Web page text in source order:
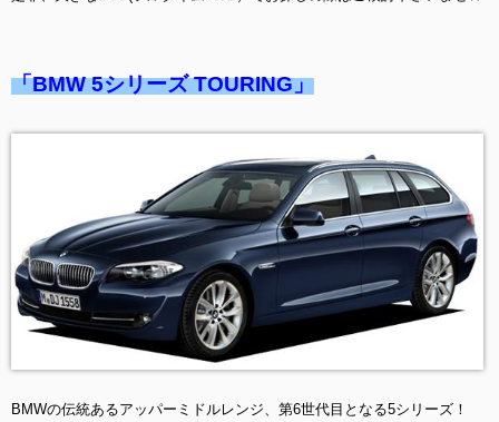
「BMW 5シリーズ TOURING」
BMWの伝統あるアッパーミドルレンジ、第6世代目となる5シリーズ！